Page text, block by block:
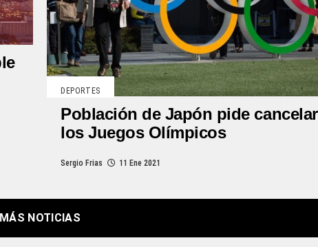
DEPORTES
Población de Japón pide cancelar
los Juegos Olímpicos
Sergio Frias 11 Ene 2021
MÁS NOTICIAS